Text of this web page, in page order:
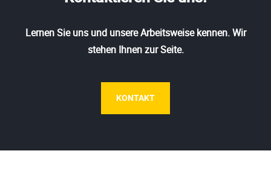
Lernen Sie uns und unsere Arbeitsweise kennen. Wir
stehen Ihnen zur Seite.
KONTAKT